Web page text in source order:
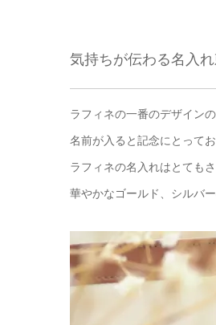
気持ちが伝わる名入
ラフィネの一番のデザイン
名前が入ると記念にとって
ラフィネの名入れはとても
華やかなゴールド、シルバ